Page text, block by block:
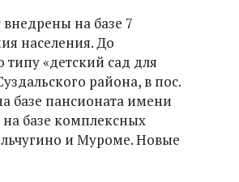
на базе 7
населения. До
«детский сад для
района, в пос.
базе пансионата имени
базе комплексных
и Муроме. Новые